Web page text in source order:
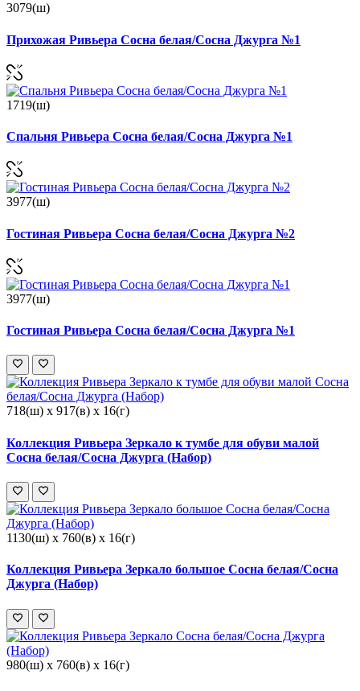
3079(ш)
Прихожая Ривьера Сосна белая/Сосна Джурга №1
1719(ш)
Спальня Ривьера Сосна белая/Сосна Джурга №1
3977(ш)
Гостиная Ривьера Сосна белая/Сосна Джурга №2
3977(ш)
Гостиная Ривьера Сосна белая/Сосна Джурга №1
718(ш) x 917(в) x 16(г)
Коллекция Ривьера Зеркало к тумбе для обуви малой
Сосна белая/Сосна Джурга (Набор)
1130(ш) x 760(в) x 16(г)
Коллекция Ривьера Зеркало большое Сосна белая/Сосна
Джурга (Набор)
980(ш) x 760(в) x 16(г)